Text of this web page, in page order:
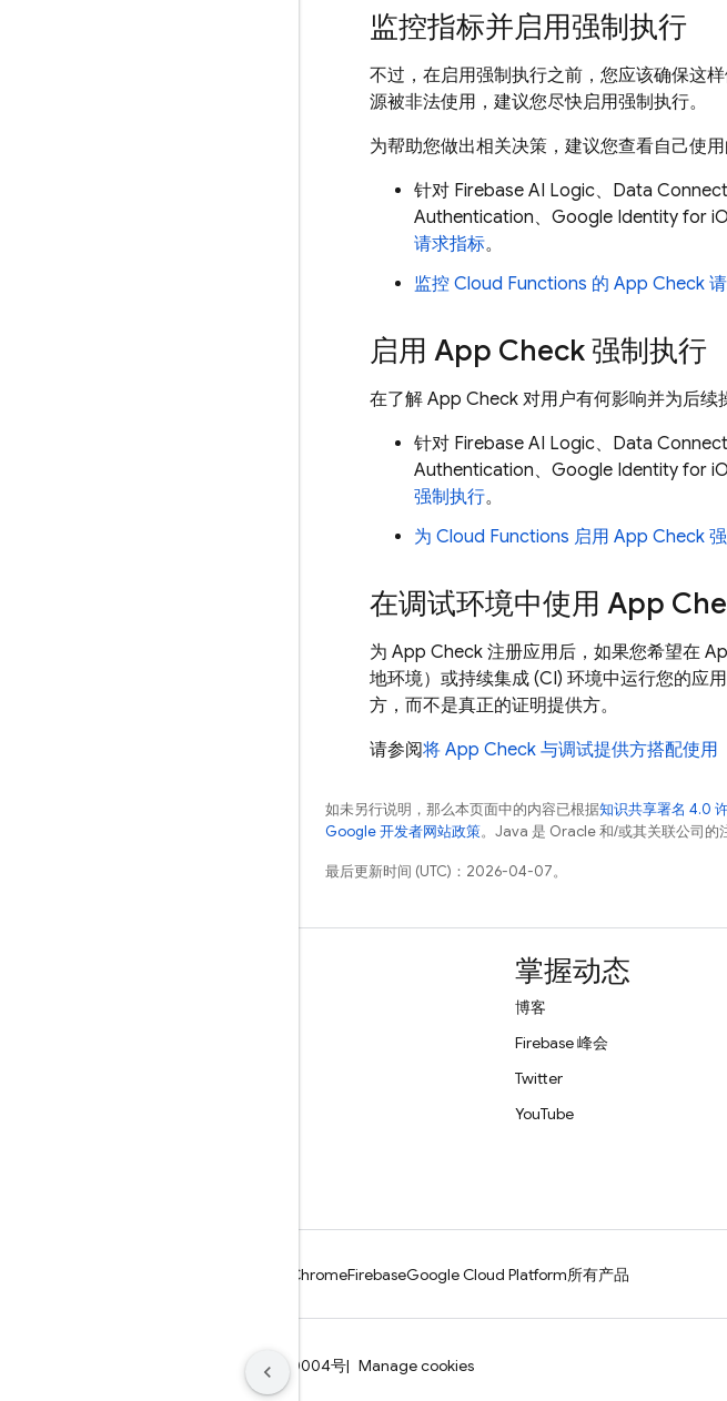
监控指标并启用强制执行
不过，在启用强制执行之前，您应该确保这
源被非法使用，建议您尽快启用强制执行。
为帮助您做出相关决策，建议您查看自己使
针对 Firebase AI Logic、 Data Connect
Authentication、Google Identity for
请求指标。
监控 Cloud Functions 的 App Check
启用 App Check强制执行
在了解 App Check 对用户有何影响并为后续
针对 Firebase AI Logic、 Data Connect
Authentication、Google Identity for
强制执行。
为 Cloud Functions 启用 App Check
在调试环境中使用 App
为 App Check 注册应用后，如果您希望在
地环境）或持续集成 (CI) 环境中运行您的应
方，而不是真正的证明提供方。
请参阅将 App Check 与调试提供方搭配使用
如未另行说明，那么本页面中的内容已根据知识共享署名 4.0
Google 开发者网站政策。Java 是 Oracle 和/或其关联公司的
最后更新时间 (UTC)：2026-04-07。
掌握动态
博客
Firebase 峰会
Twitter
YouTube
ChromeFirebaseGoogle Cloud Platform所有产品
ICP证合字B2-20070004号 Manage cookies